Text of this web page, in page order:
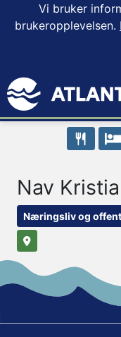
Vi bruker
brukeropplevelsen.
Nav
Næringsliv og